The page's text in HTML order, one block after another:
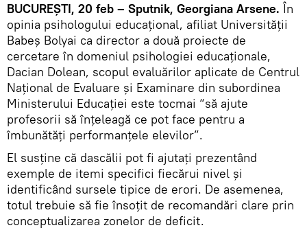
BUCUREȘTI, 20 feb – Sputnik, Georgiana Arsene. În
opinia psihologului educațional, afiliat Universității
Babeș Bolyai ca director a două proiecte de
cercetare în domeniul psihologiei educaționale,
Dacian Dolean, scopul evaluărilor aplicate de Centrul
Național de Evaluare și Examinare din subordinea
Ministerului Educației este tocmai “să ajute
profesorii să înțeleagă ce pot face pentru a
îmbunătăți performanțele elevilor”.
El susține că dascălii pot fi ajutați prezentând
exemple de itemi specifici fiecărui nivel și
identificând sursele tipice de erori. De asemenea,
totul trebuie să fie însoțit de recomandări clare prin
conceptualizarea zonelor de deficit.